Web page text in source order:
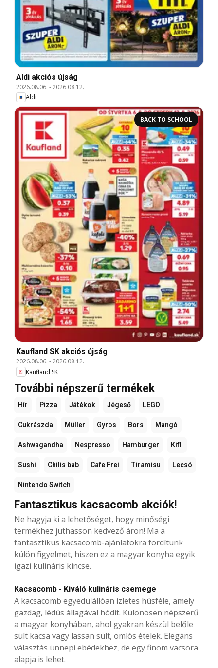
Aldi akciós újság
2026.08.06. -2026.08.12.
Aldi
BACK TO SCHOOL
Kaufland SK akciós újság
2026.08.06. -2026.08.12.
Kaufland SK
További népszerű termékek
Hír Pizza Játékok Jégeső LEGO
Cukrászda Müller Gyros Bors Mangó
Ashwagandha Nespresso Hamburger Kifli
Sushi Chilis bab Cafe Frei Tiramisu Lecsó
Nintendo Switch
Fantasztikus kacsacomb akciók!
Ne hagyja ki a lehetőséget, hogy minőségi
termékhez juthasson kedvező áron! Ma a
fantasztikus kacsacomb-ajánlatokra fordítunk
külön figyelmet, hiszen ez a magyar konyha egyik
igazi kulináris kincse.
Kacsacomb - Kiváló kulináris csemege
A kacsacomb egyedülállóan ízletes húsféle, amely
gazdag, lédús állagával hódít. Különösen népszerű
a magyar konyhában, ahol gyakran készül belőle
sült kacsa vagy lassan sült, omlós ételek. Elegáns
választás ünnepi ebédekhez, de egy finom vacsora
alapja is lehet.